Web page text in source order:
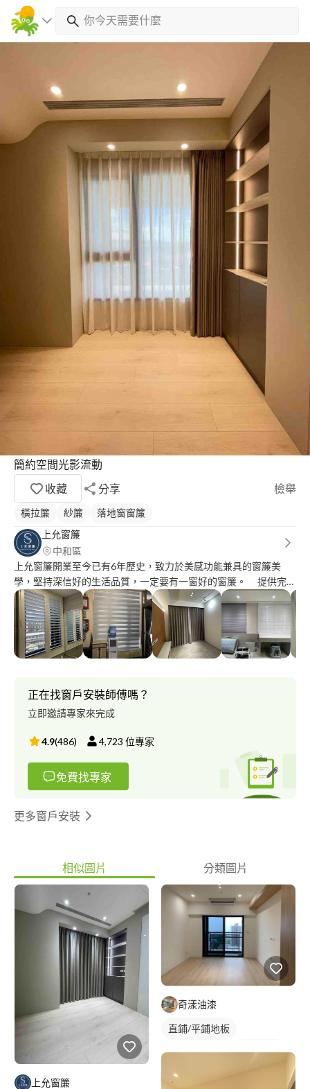
簡約空間光影流動
收藏
分享 檢舉
橫拉簾 紗簾
落地窗窗簾
上允窗簾
中和區
上允窗簾開業至今已有6年歷史，致力於美感功能兼具的窗簾美
學，堅持深信好的生活品質，一定要有一窗好的窗簾。 提供完整
一條龍服務：用心諮詢溝通、實地丈量挑樣、完整透明報價、用心
細緻安裝，且全館窗簾、地板等商品皆為客製化訂製，布種齊全、
款式多樣，滿足顧客各方面家飾需求。 主要服務項目有： 各式窗
簾｜SPC卡扣地磚｜PVC塑膠地板｜日式超靜電防霾紗網｜TOSO
進口電動窗簾｜國產/進口壁紙 附加服務項目有： 智能居家設備
布/床頭板｜防貓抓布｜電動窗簾｜諾曼第實木百葉窗 實體門
市： 《中和店》中和區福祥路96號 《土城店》土城區金城路三
段315號 營業時間：週一～週五 9:00~17:00 服務地區：以 “新
竹以北” 為主
正在找窗戶安裝師傅嗎？
立即邀請專家來完成
4.9(486) 4,723 位專家
免費找專家
更多窗戶安裝
相似圖片 分類圖片
上允窗簾
奇漾油漆
直鋪/平鋪地板